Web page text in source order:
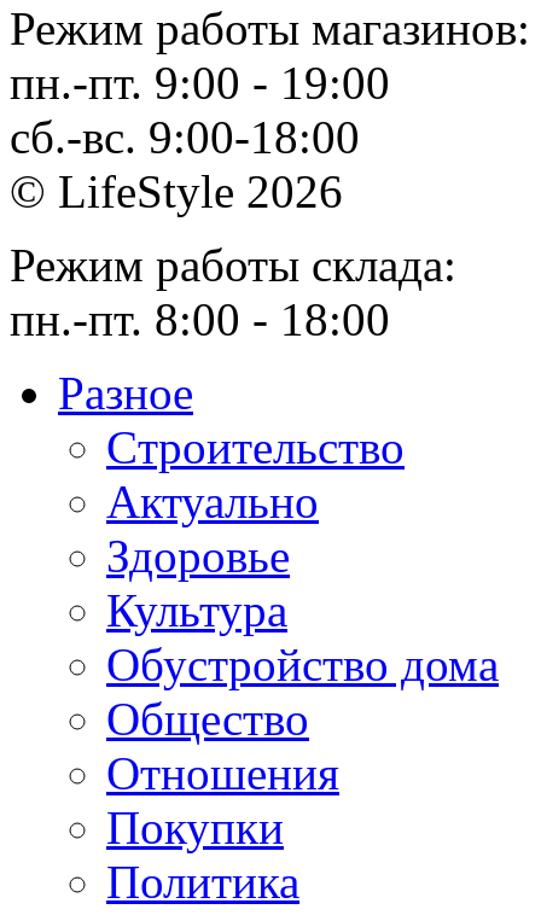
Режим работы магазинов:
пн.-пт. 9:00 - 19:00
сб.-вс. 9:00-18:00
© LifeStyle 2026
Режим работы склада:
пн.-пт. 8:00 - 18:00
Разное
Cтроительство
Актуально
Здоровье
Культура
Обустройство дома
Общество
Отношения
Покупки
Политика